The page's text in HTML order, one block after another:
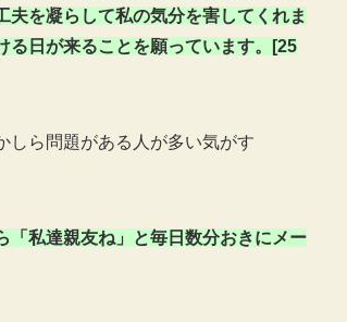
を凝らして私の気分を害してくれま
る日が来ることを願っています。[25
しら問題がある人が多い気がす
「私達親友ね」と毎日数分おきにメー